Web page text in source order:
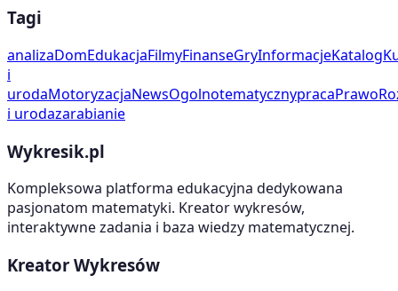
Tagi
analizaDomEdukacjaFilmyFinanseGryInformacjeKatalog
i
urodaMotoryzacjaNewsOgolnotematycznypracaPrawo
i urodazarabianie
Wykresik.pl
Kompleksowa platforma edukacyjna dedykowana
pasjonatom matematyki. Kreator wykresów,
interaktywne zadania i baza wiedzy matematycznej.
Kreator Wykresów